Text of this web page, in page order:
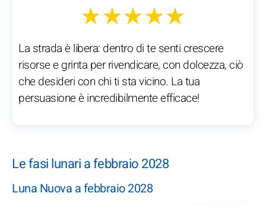
★★★★★
La strada è libera: dentro di te senti crescere
risorse e grinta per rivendicare, con dolcezza, ciò
che desideri con chi ti sta vicino. La tua
persuasione è incredibilmente efficace!
Le fasi lunari a febbraio 2028
Luna Nuova a febbraio 2028